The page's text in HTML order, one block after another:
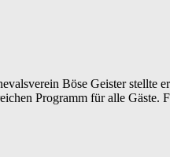
Böse Geister stellte
Programm für alle Gäste.